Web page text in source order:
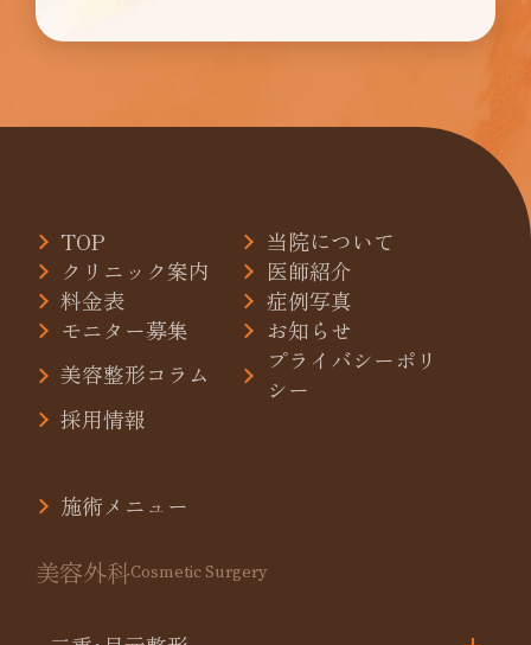
TOP
当院について
クリニック案内
医師紹介
料金表
症例写真
モニター募集
お知らせ
美容整形コラム
プライバシーポリ
シー
採用情報
施術メニュー
美容外科Cosmetic Surgery